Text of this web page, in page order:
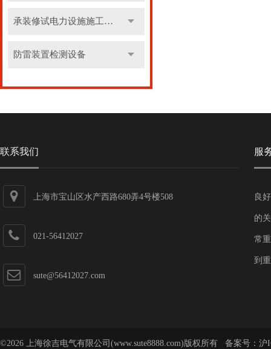
承装修试电力设施施工机具
防雷装置检测设备
联系我们
上海市宝山区水产西路680弄4号楼508
021-56412027
sute@56412027.com
服
良
的
常
到
©2026 上海徐吉电气有限公司(www.sute8888.com)版权所有 备案号： 沪